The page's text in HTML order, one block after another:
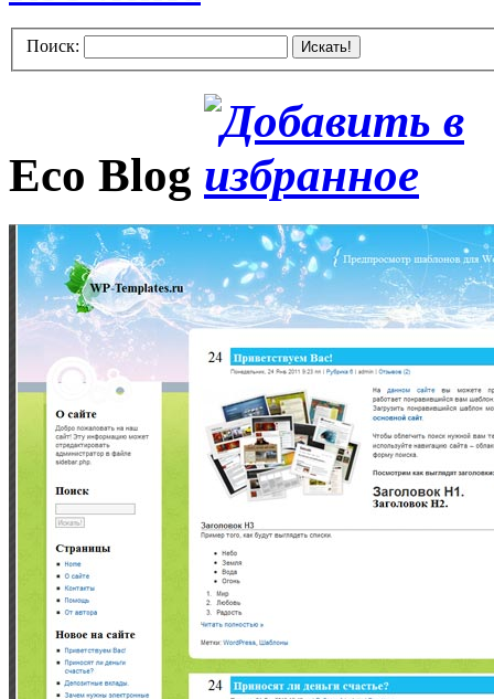
Поиск: Искать!
Eco Blog